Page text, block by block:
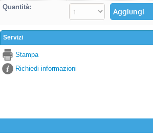
Quantità:
Servizi
Stampa
Richiedi informazioni